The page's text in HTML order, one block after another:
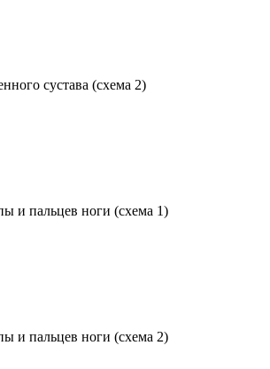
сустава (схема 2)
и пальцев ноги (схема 1)
и пальцев ноги (схема 2)